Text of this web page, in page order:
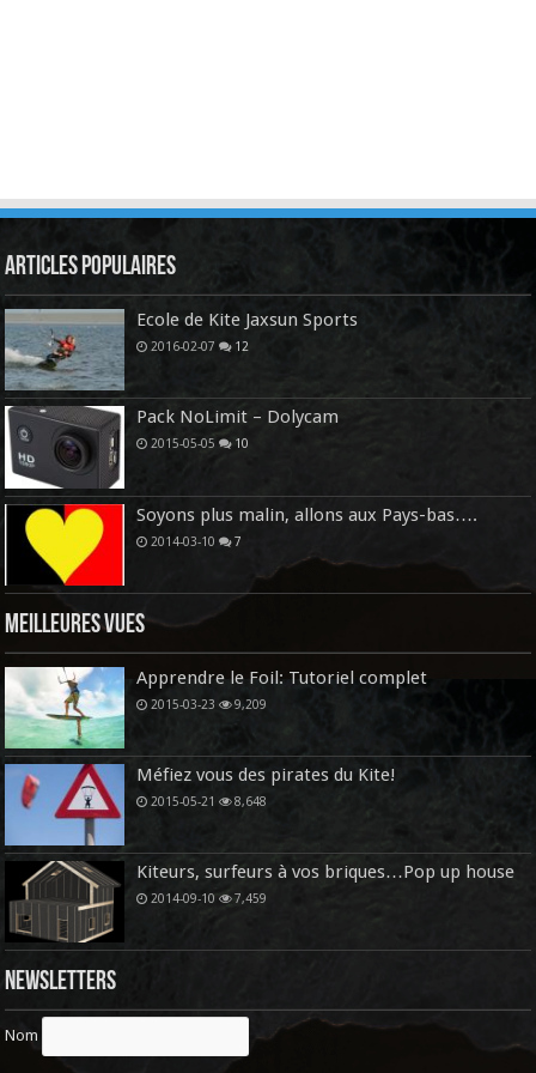
Articles Populaires
Ecole de Kite Jaxsun Sports
2016-02-07 12
Pack NoLimit – Dolycam
2015-05-05 10
Soyons plus malin, allons aux Pays-bas….
2014-03-10 7
Meilleures vues
Apprendre le Foil: Tutoriel complet
2015-03-23 9,209
Méfiez vous des pirates du Kite!
2015-05-21 8,648
Kiteurs, surfeurs à vos briques…Pop up house
2014-09-10 7,459
Newsletters
Nom